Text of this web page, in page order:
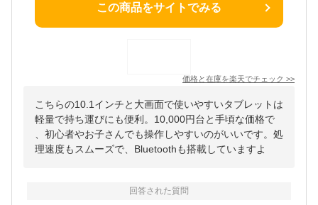
この商品をサイトでみる
価格と在庫を楽天でチェック >>
こちらの10.1インチと大画面で使いやすいタブレットは
軽量で持ち運びにも便利。10,000円台と手頃な価格で
、初心者やお子さんでも操作しやすいのがいいです。処
理速度もスムーズで、Bluetoothも搭載していますよ
回答された質問